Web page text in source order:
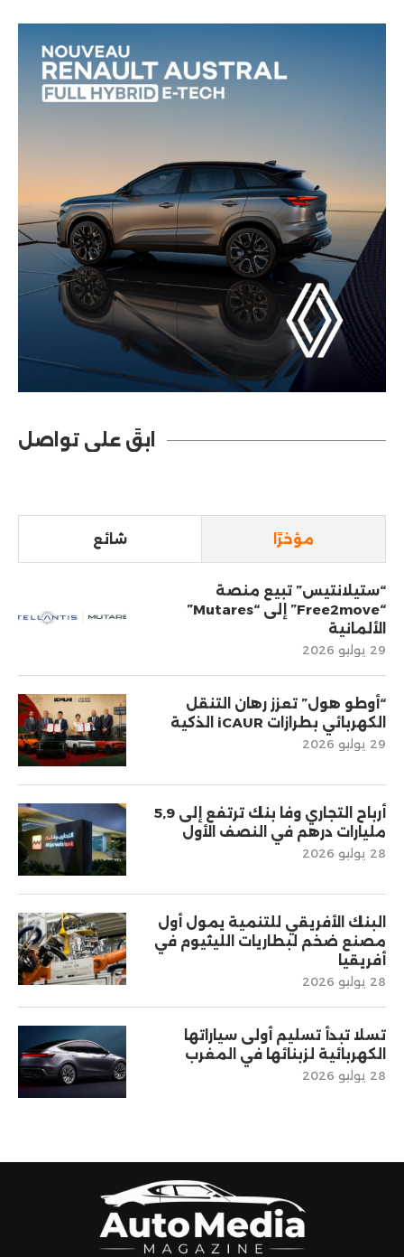
ابقَ على تواصل
مؤخرًا شائع
“ستيلانتيس” تبيع منصة
“Free2move” إلى “Mutares”
الألمانية
29 يوليو 2026
“أوطو هول” تعزز رهان التنقل
الكهربائي بطرازات iCAUR الذكية
29 يوليو 2026
أرباح التجاري وفا بنك ترتفع إلى 5,9
مليارات درهم في النصف الأول
28 يوليو 2026
البنك الأفريقي للتنمية يمول أول
مصنع ضخم لبطاريات الليثيوم في
أفريقيا
28 يوليو 2026
تسلا تبدأ تسليم أولى سياراتها
الكهربائية لزبنائها في المغرب
28 يوليو 2026